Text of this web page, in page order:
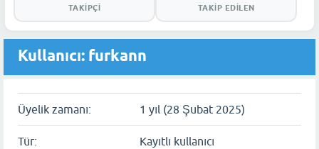
TAKIPÇI TAKIP EDILEN
Kullanıcı: furkann
Üyelik zamanı: 1 yıl (28 Şubat 2025)
Tür: Kayıtlı kullanıcı